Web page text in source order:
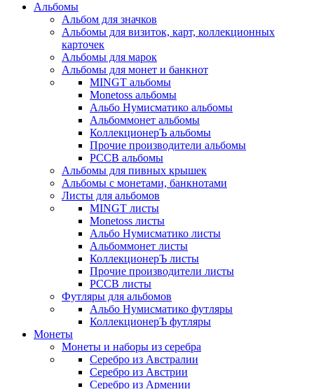
Альбомы
Альбом для значков
Альбомы для визиток, карт, коллекционных
карточек
Альбомы для марок
Альбомы для монет и банкнот
MINGT альбомы
Monetoss альбомы
Альбо Нумисматико альбомы
Альбоммонет альбомы
КоллекционерЪ альбомы
Прочие производители альбомы
РССВ альбомы
Альбомы для пивных крышек
Альбомы с монетами, банкнотами
Листы для альбомов
MINGT листы
Monetoss листы
Альбо Нумисматико листы
Альбоммонет листы
КоллекционерЪ листы
Прочие производители листы
РССВ листы
Футляры для альбомов
Альбо Нумисматико футляры
КоллекционерЪ футляры
Монеты
Монеты и наборы из серебра
Серебро из Австралии
Серебро из Австрии
Серебро из Армении